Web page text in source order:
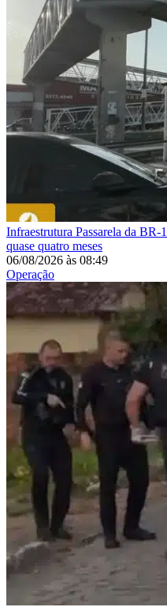
Infraestrutura Passarela da BR-
quase quatro meses
06/08/2026 às 08:49
Operação